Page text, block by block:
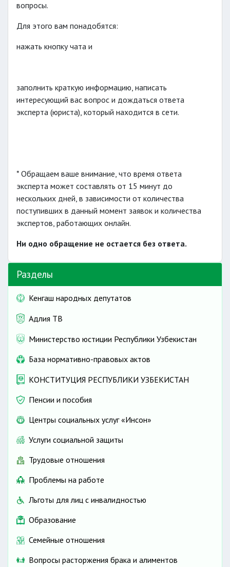
вопросы.
Для этого вам понадобятся:
нажать кнопку чата и
заполнить краткую информацию, написать
интересующий вас вопрос и дождаться ответа
эксперта (юриста), который находится в сети.
* Обращаем ваше внимание, что время ответа
эксперта может составлять от 15 минут до
нескольких дней, в зависимости от количества
поступивших в данный момент заявок и количества
экспертов, работающих онлайн.
Ни одно обращение не остается без ответа.
Разделы
Кенгаш народных депутатов
Адлия ТВ
Министерство юстиции Республики Узбекистан
База нормативно-правовых актов
КОНСТИТУЦИЯ РЕСПУБЛИКИ УЗБЕКИСТАН
Пенсии и пособия
Центры социальных услуг «Инсон»
Услуги социальной защиты
Трудовые отношения
Проблемы на работе
Льготы для лиц с инвалидностью
Образование
Семейные отношения
Вопросы расторжения брака и алиментов